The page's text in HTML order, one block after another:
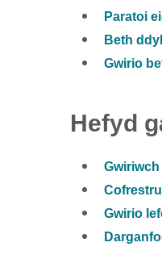
Paratoi
Beth
Gwirio
Hefyd
Gwirio